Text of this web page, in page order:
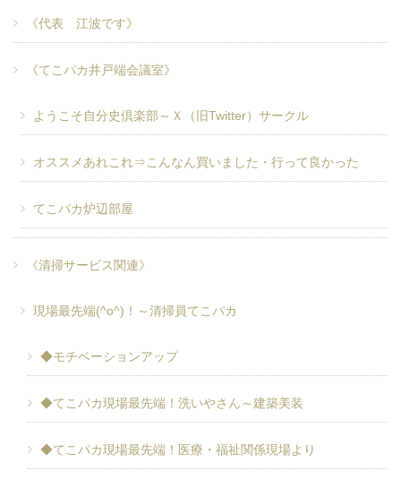
《代表 江波です》
《てこパカ井戸端会議室》
ようこそ自分史倶楽部～Ｘ（旧Twitter）サークル
オススメあれこれ⇒こんなん買いました・行って良かった
てこパカ炉辺部屋
《清掃サービス関連》
現場最先端(^o^)！～清掃員てこパカ
◆モチベーションアップ
◆てこパカ現場最先端！洗いやさん～建築美装
◆てこパカ現場最先端！医療・福祉関係現場より